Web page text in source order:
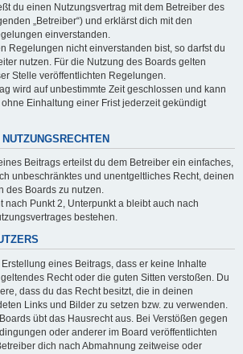
du einen Nutzungsvertrag mit dem Betreiber des
„Betreiber“) und erklärst dich mit den
einverstanden.
Regelungen nicht einverstanden bist, so darfst du
nutzen. Für die Nutzung des Boards gelten
Stelle veröffentlichten Regelungen.
wird auf unbestimmte Zeit geschlossen und kann
Einhaltung einer Frist jederzeit gekündigt
Beitrags erteilst du dem Betreiber ein einfaches,
unbeschränktes und unentgeltliches Recht, deinen
des Boards zu nutzen.
nach Punkt 2, Unterpunkt a bleibt auch nach
bestehen.
eines Beitrags, dass er keine Inhalte
Recht oder die guten Sitten verstoßen. Du
dass du das Recht besitzt, die in deinen
Links und Bilder zu setzen bzw. zu verwenden.
übt das Hausrecht aus. Bei Verstößen gegen
oder anderer im Board veröffentlichten
dich nach Abmahnung zeitweise oder